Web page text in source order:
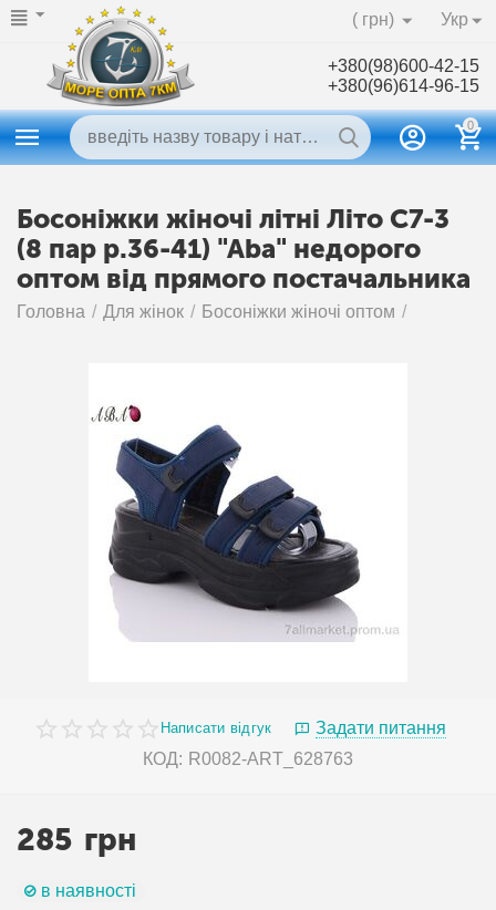
Укр
( грн)
+380(98)600-42-15
+380(96)614-96-15
0
Босоніжки жіночі літні Літо C7-3
(8 пар р.36-41) "Aba" недорого
оптом від прямого постачальника
Головна / Для жінок / Босоніжки жіночі оптом /
Написати відгук
Задати питання
КОД: R0082-ART_628763
285 грн
в наявності